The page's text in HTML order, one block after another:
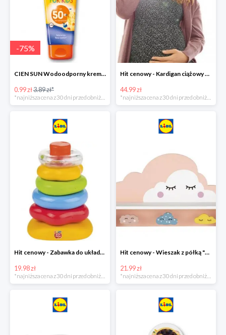
-75%
CIEN SUN Wodoodporny krem do opalania dla dzieci SPF 50 -39%
0.99 zł3.89 zł*
*najniższa cena z 30 dni przed obniżką
Hit cenowy - Kardigan ciążowy z biobawełny
44.99 zł
*najniższa cena z 30 dni przed obniżką
Hit cenowy - Zabawka do układania
19.98 zł
Hit cenowy - Wieszak z półką "Chmurka"
21.99 zł